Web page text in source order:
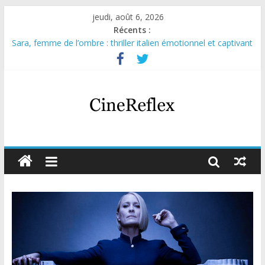
jeudi, août 6, 2026
Récents :
Sara, femme de l’ombre : thriller italien émotionnel et captivant
Journal d’une fille larguée : nouvelle série suédoise sur Netflix
Aema : mini-série sur le tournage d’un film érotique devenu
Glass Heart : excellente série musicale avec Takeru Satō
Olympo, saison 1 : nouvelle série qui séduira les fans de